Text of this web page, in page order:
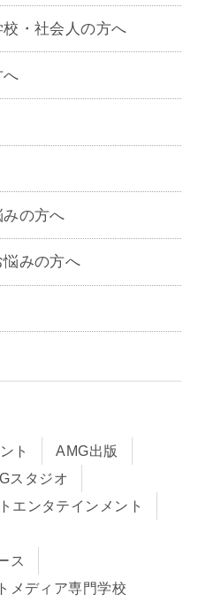
・社会人の方へ
へ
ー学科
科
の方へ
みの方へ
エントリー
制度
へ
ト
AMG出版
スタジオ
エンタテインメント
ス
メディア専門学校